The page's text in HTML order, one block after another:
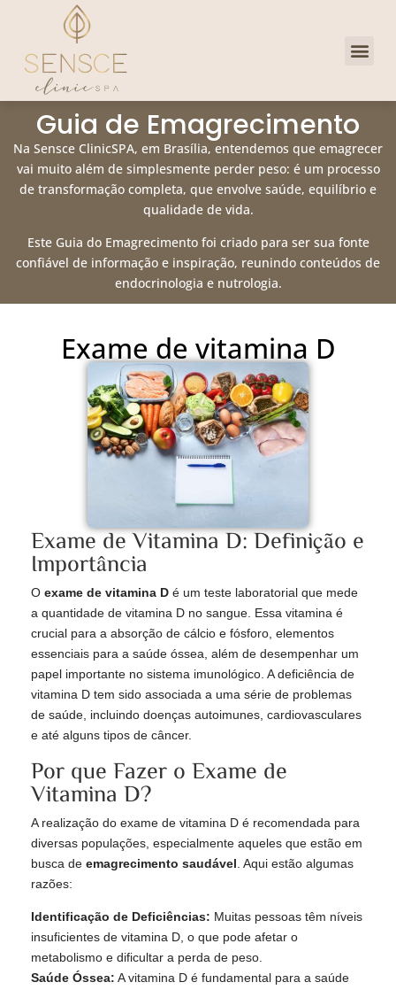
Guia de Emagrecimento
Na Sensce ClinicSPA, em Brasília, entendemos que emagrecer
vai muito além de simplesmente perder peso: é um processo
de transformação completa, que envolve saúde, equilíbrio e
qualidade de vida.
Este Guia do Emagrecimento foi criado para ser sua fonte
confiável de informação e inspiração, reunindo conteúdos de
endocrinologia e nutrologia.
Exame de vitamina D
Exame de Vitamina D: Definição e
Importância
O exame de vitamina D é um teste laboratorial que mede
a quantidade de vitamina D no sangue. Essa vitamina é
crucial para a absorção de cálcio e fósforo, elementos
essenciais para a saúde óssea, além de desempenhar um
papel importante no sistema imunológico. A deficiência de
vitamina D tem sido associada a uma série de problemas
de saúde, incluindo doenças autoimunes, cardiovasculares
e até alguns tipos de câncer.
Por que Fazer o Exame de
Vitamina D?
A realização do exame de vitamina D é recomendada para
diversas populações, especialmente aqueles que estão em
busca de emagrecimento saudável. Aqui estão algumas
razões:
Identificação de Deficiências: Muitas pessoas têm níveis
insuficientes de vitamina D, o que pode afetar o
metabolismo e dificultar a perda de peso.
Saúde Óssea: A vitamina D é fundamental para a saúde